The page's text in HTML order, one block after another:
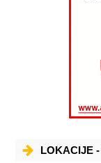
LOKACIJE